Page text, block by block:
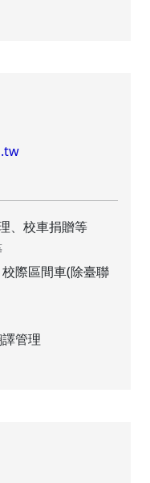
、校車捐贈等
際區間車(除臺聯
管理